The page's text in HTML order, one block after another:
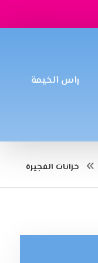
راس الخيمة
خزانات الفجيرة